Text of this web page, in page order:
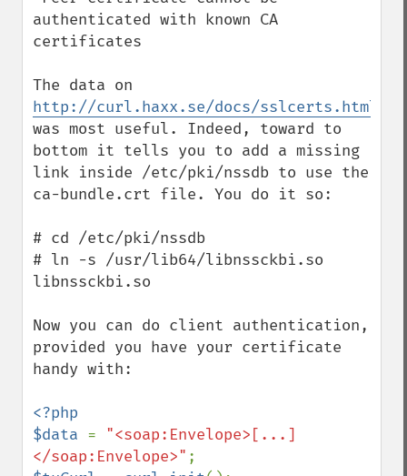
authenticated with known CA
certificates
http://curl.haxx.se/docs/sslcerts.html
was most useful. Indeed, toward to
bottom it tells you to add a missing
link inside /etc/pki/nssdb to use the
ca-bundle.crt file. You do it so:
# cd /etc/pki/nssdb
# ln -s /usr/lib64/libnssckbi.so
libnssckbi.so
Now you can do client authentication,
provided you have your certificate
handy with:
<?php
$data = "<soap:Envelope>[...]
</soap:Envelope>"